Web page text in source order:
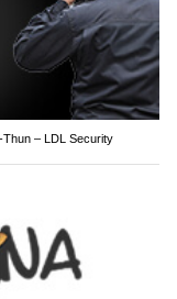
– LDL Security